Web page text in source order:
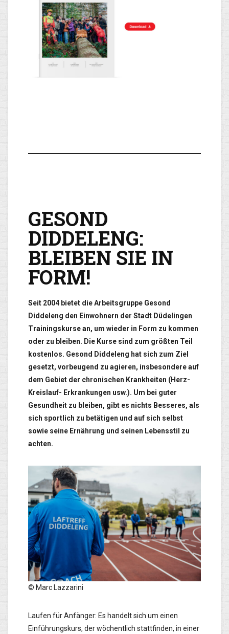
GESOND
DIDDELENG:
BLEIBEN SIE IN
FORM!
Seit 2004 bietet die Arbeitsgruppe Gesond
Diddeleng den Einwohnern der Stadt Düdelingen
Trainingskurse an, um wieder in Form zu kommen
oder zu bleiben. Die Kurse sind zum größten Teil
kostenlos. Gesond Diddeleng hat sich zum Ziel
gesetzt, vorbeugend zu agieren, insbesondere auf
dem Gebiet der chronischen Krankheiten (Herz-
Kreislauf- Erkrankungen usw.). Um bei guter
Gesundheit zu bleiben, gibt es nichts Besseres, als
sich sportlich zu betätigen und auf sich selbst
sowie seine Ernährung und seinen Lebensstil zu
achten.
© Marc Lazzarini
Laufen für Anfänger: Es handelt sich um einen
Einführungskurs, der wöchentlich stattfinden, in einer